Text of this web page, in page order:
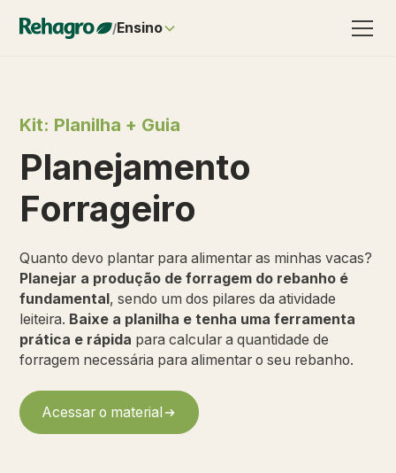
/Ensino
Kit: Planilha + Guia
Planejamento
Forrageiro
Quanto devo plantar para alimentar as minhas vacas?
Planejar a produção de forragem do rebanho é
fundamental, sendo um dos pilares da atividade
leiteira. Baixe a planilha e tenha uma ferramenta
prática e rápida para calcular a quantidade de
forragem necessária para alimentar o seu rebanho.
Acessar o material